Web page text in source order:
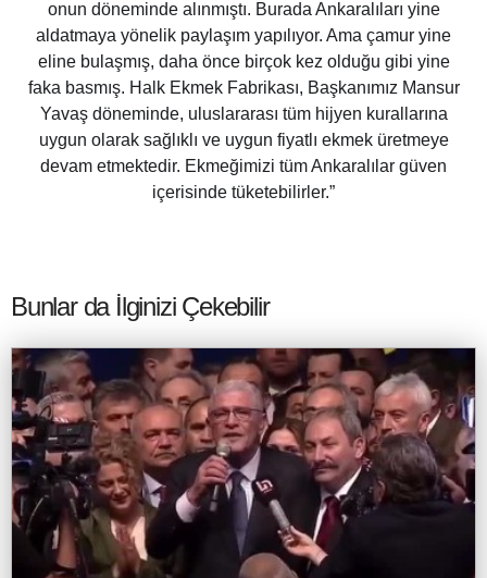
onun döneminde alınmıştı. Burada Ankaralıları yine
aldatmaya yönelik paylaşım yapılıyor. Ama çamur yine
eline bulaşmış, daha önce birçok kez olduğu gibi yine
faka basmış. Halk Ekmek Fabrikası, Başkanımız Mansur
Yavaş döneminde, uluslararası tüm hijyen kurallarına
uygun olarak sağlıklı ve uygun fiyatlı ekmek üretmeye
devam etmektedir. Ekmeğimizi tüm Ankaralılar güven
içerisinde tüketebilirler.”
Bunlar da İlginizi Çekebilir